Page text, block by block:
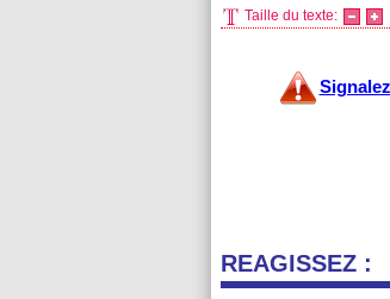
Taille du texte:
REAGISSEZ :